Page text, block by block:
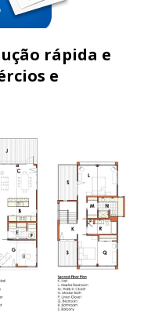
rápida e
e